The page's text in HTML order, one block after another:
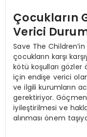
Çocukların
Verici
Save The
çocukların karşı
kötü koşulları gözler
için endişe verici
ve ilgili kurumların
gerektiriyor. Göçmen
iyileştirilmesi ve
alınması önem